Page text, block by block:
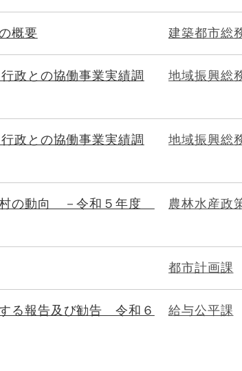
概要 建築都市総
政との協働事業実績調
地域振興総
政との協働事業実績調
地域振興総
村の動向 －令和５年度
農林水産政
都市計画課
る報告及び勧告 令和６
給与公平課